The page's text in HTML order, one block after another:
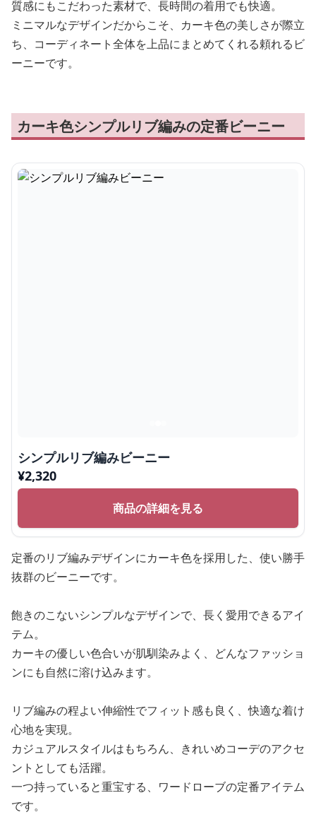
質感にもこだわった素材で、長時間の着用でも快適。
ミニマルなデザインだからこそ、カーキ色の美しさが際立
ち、コーディネート全体を上品にまとめてくれる頼れるビ
ーニーです。
カーキ色シンプルリブ編みの定番ビーニー
シンプルリブ編みビーニー
¥2,320
商品の詳細を見る
定番のリブ編みデザインにカーキ色を採用した、使い勝手
抜群のビーニーです。
飽きのこないシンプルなデザインで、長く愛用できるアイ
テム。
カーキの優しい色合いが肌馴染みよく、どんなファッショ
ンにも自然に溶け込みます。
リブ編みの程よい伸縮性でフィット感も良く、快適な着け
心地を実現。
カジュアルスタイルはもちろん、きれいめコーデのアクセ
ントとしても活躍。
一つ持っていると重宝する、ワードローブの定番アイテム
です。